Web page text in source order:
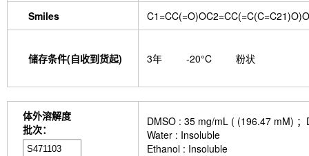
Smiles C1=CC(=O)OC2=CC(=C(C=C21)O)O
储存条件(自收到货起) 3年 -20°C 粉状
体外溶解度
批次：
DMSO : 35 mg/mL ( (196.47 mM)
Water : Insoluble
Ethanol : Insoluble